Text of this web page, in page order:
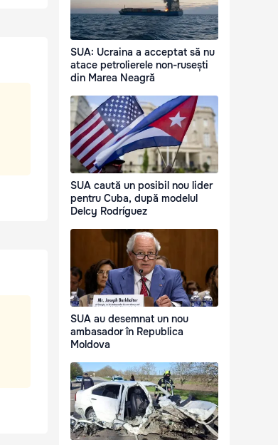
SUA: Ucraina a acceptat să nu
atace petrolierele non-rusești
din Marea Neagră
SUA caută un posibil nou lider
pentru Cuba, după modelul
Delcy Rodríguez
SUA au desemnat un nou
ambasador în Republica
Moldova